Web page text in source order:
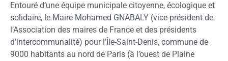
Entouré d’une équipe municipale citoyenne, écologique et
solidaire, le Maire Mohamed GNABALY (vice-président de
l’Association des maires de France et des présidents
d’intercommunalité) pour l’Île-Saint-Denis, commune de
9000 habitants au nord de Paris (à l’ouest de Plaine